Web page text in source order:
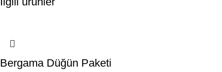
Bergama Düğün Paketi